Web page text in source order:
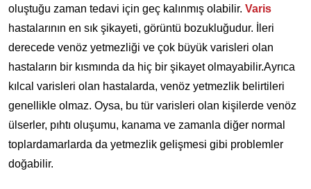
oluştuğu zaman tedavi için geç kalınmış olabilir. Varis
hastalarının en sık şikayeti, görüntü bozukluğudur. İleri
derecede venöz yetmezliği ve çok büyük varisleri olan
hastaların bir kısmında da hiç bir şikayet olmayabilir.Ayrıca
kılcal varisleri olan hastalarda, venöz yetmezlik belirtileri
genellikle olmaz. Oysa, bu tür varisleri olan kişilerde venöz
ülserler, pıhtı oluşumu, kanama ve zamanla diğer normal
toplardamarlarda da yetmezlik gelişmesi gibi problemler
doğabilir.